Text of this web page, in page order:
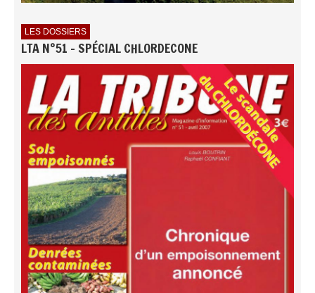
LES DOSSIERS
LTA N°51 - SPÉCIAL CHLORDECONE